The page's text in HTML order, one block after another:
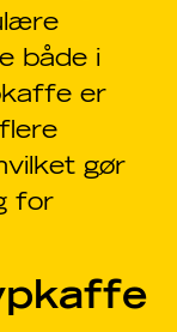
både i
er
gør
for